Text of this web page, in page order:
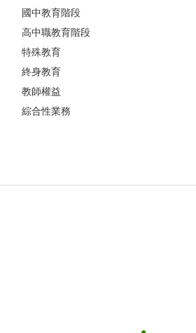
國中教育階段
高中職教育階段
特殊教育
終身教育
教師權益
綜合性業務